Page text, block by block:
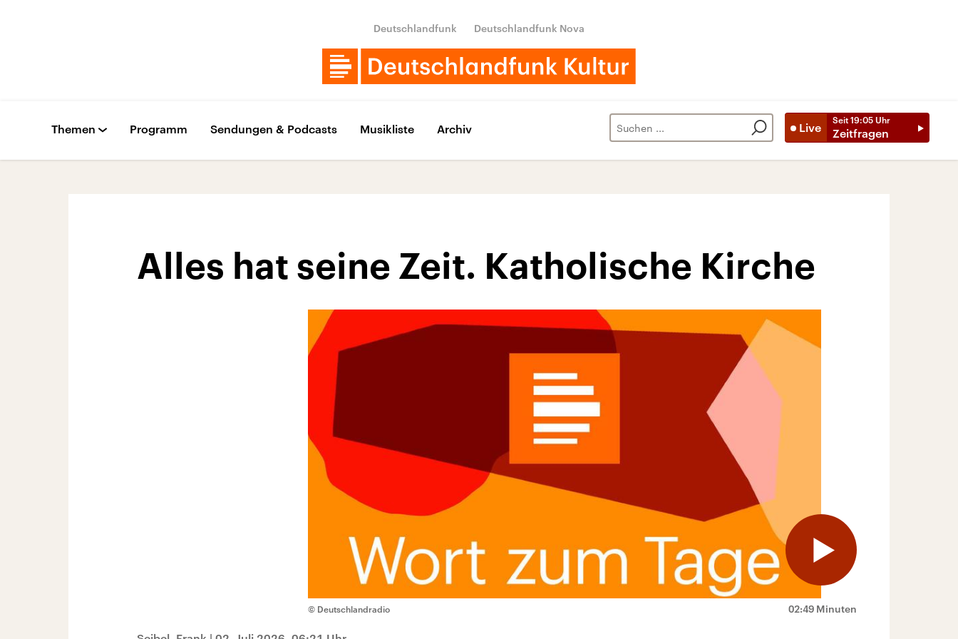
Deutschlandfunk Deutschlandfunk Nova
Live
Seit 19:05 Uhr
Zeitfragen
Themen Programm Sendungen & Podcasts Musikliste Archiv
Alles hat seine Zeit. Katholische Kirche
02:49 Minuten
© Deutschlandradio